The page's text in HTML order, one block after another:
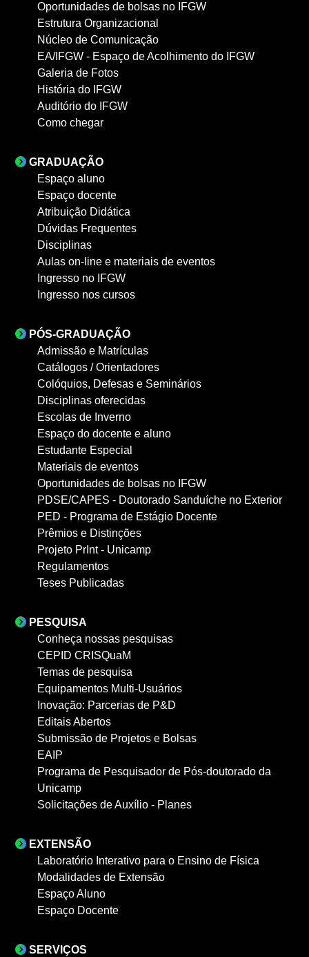
Oportunidades de bolsas no IFGW
Estrutura Organizacional
Núcleo de Comunicação
EA/IFGW - Espaço de Acolhimento do IFGW
Galeria de Fotos
História do IFGW
Auditório do IFGW
Como chegar
GRADUAÇÃO
Espaço aluno
Espaço docente
Atribuição Didática
Dúvidas Frequentes
Disciplinas
Aulas on-line e materiais de eventos
Ingresso no IFGW
Ingresso nos cursos
PÓS-GRADUAÇÃO
Admissão e Matrículas
Catálogos / Orientadores
Colóquios, Defesas e Seminários
Disciplinas oferecidas
Escolas de Inverno
Espaço do docente e aluno
Estudante Especial
Materiais de eventos
Oportunidades de bolsas no IFGW
PDSE/CAPES - Doutorado Sanduíche no Exterior
PED - Programa de Estágio Docente
Prêmios e Distinções
Projeto PrInt - Unicamp
Regulamentos
Teses Publicadas
PESQUISA
Conheça nossas pesquisas
CEPID CRISQuaM
Temas de pesquisa
Equipamentos Multi-Usuários
Inovação: Parcerias de P&D
Editais Abertos
Submissão de Projetos e Bolsas
EAIP
Programa de Pesquisador de Pós-doutorado da
Unicamp
Solicitações de Auxílio - Planes
EXTENSÃO
Laboratório Interativo para o Ensino de Física
Modalidades de Extensão
Espaço Aluno
Espaço Docente
SERVIÇOS